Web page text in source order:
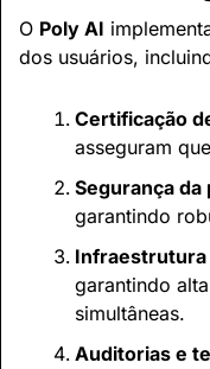
O Poly AI
dos usuários,
Certificação
asseguram
Segurança da
garantindo
Infraestrutura
garantindo
simultâneas.
Auditorias e